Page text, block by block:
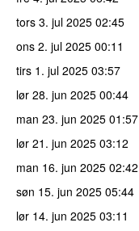
tors 3. jul 2025 02:45
ons 2. jul 2025 00:11
tirs 1. jul 2025 03:57
lør 28. jun 2025 00:44
man 23. jun 2025 01:57
lør 21. jun 2025 03:12
man 16. jun 2025 02:42
søn 15. jun 2025 05:44
lør 14. jun 2025 03:11